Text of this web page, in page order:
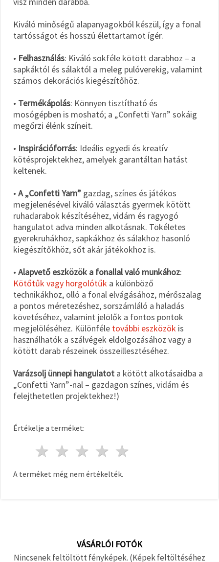
Kiváló minőségű alapanyagokból készül, így a fonal
tartósságot és hosszú élettartamot ígér.
• Felhasználás: Kiváló sokféle kötött darabhoz – a
sapkáktól és sálaktól a meleg pulóverekig, valamint
számos dekorációs kiegészítőhöz.
• Termékápolás: Könnyen tisztítható és
mosógépben is mosható; a „Confetti Yarn” sokáig
megőrzi élénk színeit.
• Inspirációforrás: Ideális egyedi és kreatív
kötésprojektekhez, amelyek garantáltan hatást
keltenek.
• A „Confetti Yarn” gazdag, színes és játékos
megjelenésével kiváló választás gyermek kötött
ruhadarabok készítéséhez, vidám és ragyogó
hangulatot adva minden alkotásnak. Tökéletes
gyerekruhákhoz, sapkákhoz és sálakhoz hasonló
kiegészítőkhöz, sőt akár játékokhoz is.
• Alapvető eszközök a fonallal való munkához:
Kötőtűk vagy horgolótűk a különböző
technikákhoz, olló a fonal elvágásához, mérőszalag
a pontos méretezéshez, sorszámláló a haladás
követéséhez, valamint jelölők a fontos pontok
megjelöléséhez. Különféle további eszközök is
használhatók a szálvégek eldolgozásához vagy a
kötött darab részeinek összeillesztéséhez.
Varázsolj ünnepi hangulatot a kötött alkotásaidba a
„Confetti Yarn”-nal – gazdagon színes, vidám és
felejthetetlen projektekhez!)
Értékelje a terméket:
4 csillagok
3 csillagok
2 csillagok
1 csillag
A terméket még nem értékelték.
VÁSÁRLÓI FOTÓK
Nincsenek feltöltött fényképek. (Képek feltöltéséhez